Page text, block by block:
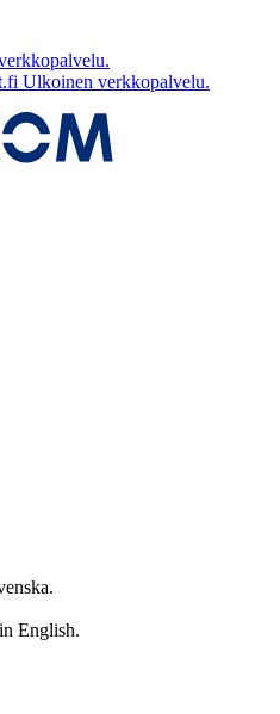
Ulkoinen verkkopalvelu.
English.